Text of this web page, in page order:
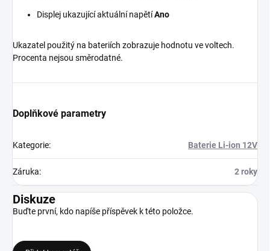
Displej ukazující aktuální napětíAno
Ukazatel použitý na bateriích zobrazuje hodnotu ve voltech.
Procenta nejsou směrodatné.
Doplňkové parametry
Kategorie: Baterie Li-ion 12V
Záruka: 2 roky
Diskuze
Buďte první, kdo napíše příspěvek k této položce.